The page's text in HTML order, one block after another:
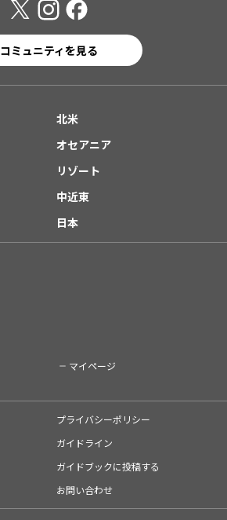
コミュニティを見る
北米
オセアニア
リゾート
中近東
日本
マイページ
プライバシーポリシー
ガイドライン
ガイドブックに投稿する
お問い合わせ